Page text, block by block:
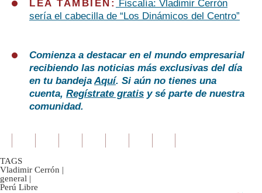
LEA TAMBIÉN:
Fiscalía: Vladimir Cerrón
sería el cabecilla de “Los Dinámicos del Centro”
Comienza a destacar en el mundo empresarial
recibiendo las noticias más exclusivas del día
en tu bandejaAquí. Si aún no tienes una
cuenta, Regístrate gratis y sé parte de nuestra
comunidad.
TAGS
Vladimir Cerrón |
general |
Perú Libre